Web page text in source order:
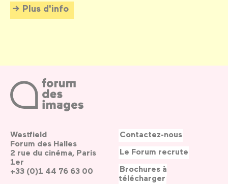
Plus d'info
Westfield
Forum des Halles
2 rue du cinéma, Paris
1er
+33 (0)1 44 76 63 00
Contactez-nous
Le Forum recrute
Brochures à
télécharger